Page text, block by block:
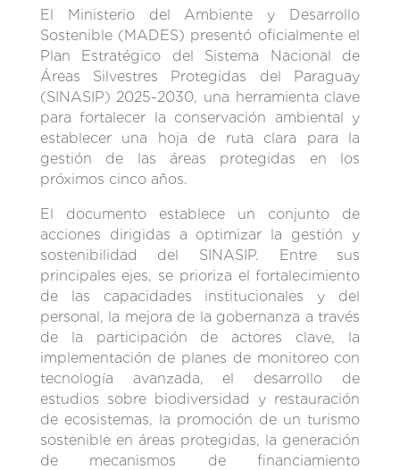
El Ministerio del Ambiente y Desarrollo
Sostenible (MADES) presentó oficialmente el
Plan Estratégico del Sistema Nacional de
Áreas Silvestres Protegidas del Paraguay
(SINASIP) 2025-2030, una herramienta clave
para fortalecer la conservación ambiental y
establecer una hoja de ruta clara para la
gestión de las áreas protegidas en los
próximos cinco años.
El documento establece un conjunto de
acciones dirigidas a optimizar la gestión y
sostenibilidad del SINASIP. Entre sus
principales ejes, se prioriza el fortalecimiento
de las capacidades institucionales y del
personal, la mejora de la gobernanza a través
de la participación de actores clave, la
implementación de planes de monitoreo con
tecnología avanzada, el desarrollo de
estudios sobre biodiversidad y restauración
de ecosistemas, la promoción de un turismo
sostenible en áreas protegidas, la generación
de mecanismos de financiamiento